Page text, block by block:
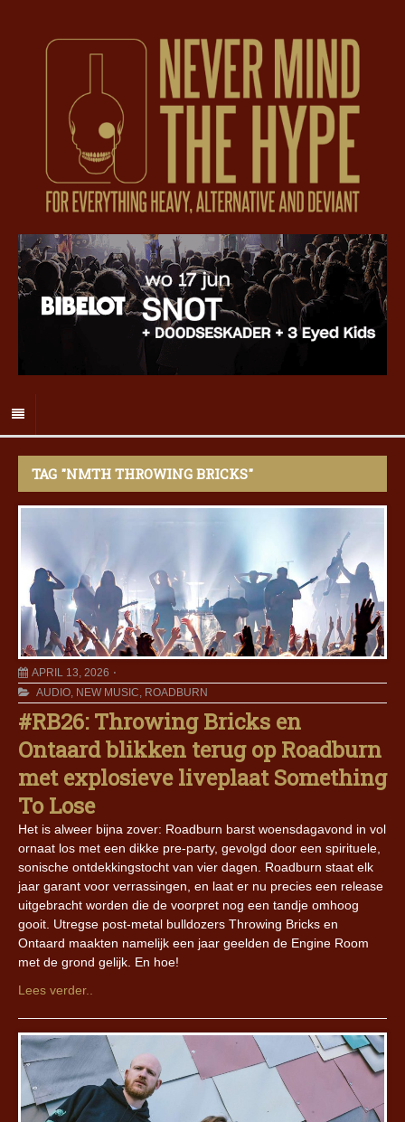
TAG "NMTH THROWING BRICKS"
APRIL 13, 2026
AUDIO, NEW MUSIC, ROADBURN
#RB26: Throwing Bricks en
Ontaard blikken terug op Roadburn
met explosieve liveplaat Something
To Lose
Het is alweer bijna zover: Roadburn barst woensdagavond in vol
ornaat los met een dikke pre-party, gevolgd door een spirituele,
sonische ontdekkingstocht van vier dagen. Roadburn staat elk
jaar garant voor verrassingen, en laat er nu precies een release
uitgebracht worden die de voorpret nog een tandje omhoog
gooit. Utregse post-metal bulldozers Throwing Bricks en
Ontaard maakten namelijk een jaar geelden de Engine Room
met de grond gelijk. En hoe!
Lees verder..